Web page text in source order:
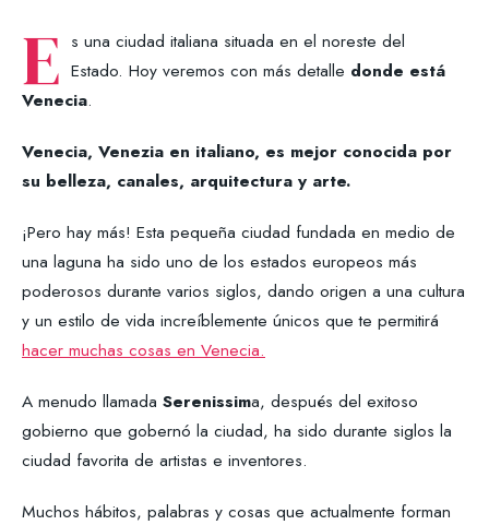
E s una ciudad italiana situada en el noreste del
Estado. Hoy veremos con más detalle donde está
Venecia.
Venecia, Venezia en italiano, es mejor conocida por
su belleza, canales, arquitectura y arte.
¡Pero hay más! Esta pequeña ciudad fundada en medio de
una laguna ha sido uno de los estados europeos más
poderosos durante varios siglos, dando origen a una cultura
y un estilo de vida increíblemente únicos que te permitirá
hacer muchas cosas en Venecia.
A menudo llamada Serenissima, después del exitoso
gobierno que gobernó la ciudad, ha sido durante siglos la
ciudad favorita de artistas e inventores.
Muchos hábitos, palabras y cosas que actualmente forman